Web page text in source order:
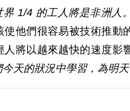
1/4 的工人將是非洲人。
他們很容易被技術推動
人將以越來越快的速度影
天的狀況中學習，為明